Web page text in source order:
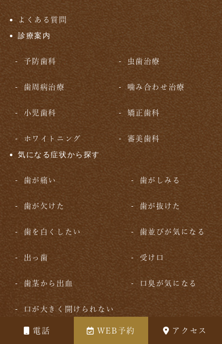
電話 WEB予約 アクセス
よくある質問
診療案内
予防歯科 虫歯治療
歯周病治療 噛み合わせ治療
小児歯科 矯正歯科
ホワイトニング 審美歯科
気になる症状から探す
歯が痛い 歯がしみる
歯が欠けた 歯が抜けた
歯を白くしたい 歯並びが気になる
出っ歯 受け口
歯茎から出血 口臭が気になる
口が大きく開けられない
医療コラム